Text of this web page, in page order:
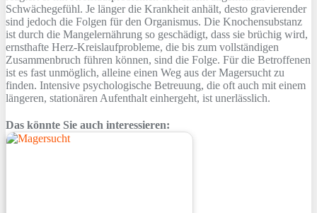
Schwächegefühl. Je länger die Krankheit anhält, desto gravierender
sind jedoch die Folgen für den Organismus. Die Knochensubstanz
ist durch die Mangelernährung so geschädigt, dass sie brüchig wird,
ernsthafte Herz-Kreislaufprobleme, die bis zum vollständigen
Zusammenbruch führen können, sind die Folge. Für die Betroffenen
ist es fast unmöglich, alleine einen Weg aus der Magersucht zu
finden. Intensive psychologische Betreuung, die oft auch mit einem
längeren, stationären Aufenthalt einhergeht, ist unerlässlich.
Das könnte Sie auch interessieren: